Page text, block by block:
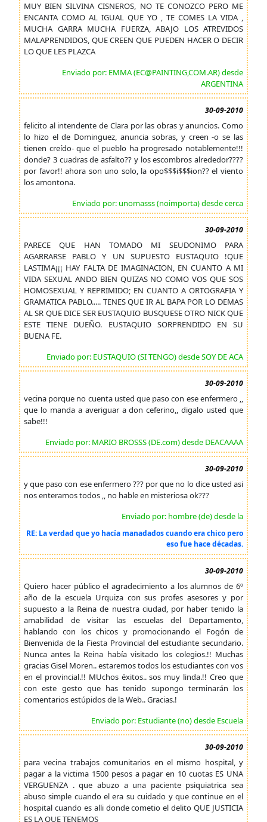
MUY BIEN SILVINA CISNEROS, NO TE CONOZCO PERO ME
ENCANTA COMO AL IGUAL QUE YO , TE COMES LA VIDA ,
MUCHA GARRA MUCHA FUERZA, ABAJO LOS ATREVIDOS
MALAPRENDIDOS, QUE CREEN QUE PUEDEN HACER O DECIR
LO QUE LES PLAZCA
Enviado por: EMMA (EC@PAINTING,COM.AR) desde
ARGENTINA
30-09-2010
felicito al intendente de Clara por las obras y anuncios. Como
lo hizo el de Dominguez, anuncia sobras, y creen -o se las
tienen creído- que el pueblo ha progresado notablemente!!!
donde? 3 cuadras de asfalto?? y los escombros alrededor????
por favor!! ahora son uno solo, la opo$$$i$$$ion?? el viento
los amontona.
Enviado por: unomasss (noimporta) desde cerca
30-09-2010
PARECE QUE HAN TOMADO MI SEUDONIMO PARA
AGARRARSE PABLO Y UN SUPUESTO EUSTAQUIO !QUE
LASTIMA¡¡¡ HAY FALTA DE IMAGINACION, EN CUANTO A MI
VIDA SEXUAL ANDO BIEN QUIZAS NO COMO VOS QUE SOS
HOMOSEXUAL Y REPRIMIDO; EN CUANTO A ORTOGRAFIA Y
GRAMATICA PABLO..... TENES QUE IR AL BAPA POR LO DEMAS
AL SR QUE DICE SER EUSTAQUIO BUSQUESE OTRO NICK QUE
ESTE TIENE DUEÑO. EUSTAQUIO SORPRENDIDO EN SU
BUENA FE.
Enviado por: EUSTAQUIO (SI TENGO) desde SOY DE ACA
30-09-2010
vecina porque no cuenta usted que paso con ese enfermero ,,
que lo manda a averiguar a don ceferino,, digalo usted que
sabe!!!
Enviado por: MARIO BROSSS (DE.com) desde DEACAAAA
30-09-2010
y que paso con ese enfermero ??? por que no lo dice usted asi
nos enteramos todos ,, no hable en misteriosa ok???
Enviado por: hombre (de) desde la
RE: La verdad que yo hacía manadados cuando era chico pero
eso fue hace décadas.
30-09-2010
Quiero hacer público el agradecimiento a los alumnos de 6º
año de la escuela Urquiza con sus profes asesores y por
supuesto a la Reina de nuestra ciudad, por haber tenido la
amabilidad de visitar las escuelas del Departamento,
hablando con los chicos y promocionando el Fogón de
Bienvenida de la Fiesta Provincial del estudiante secundario.
Nunca antes la Reina había visitado los colegios.!! Muchas
gracias Gisel Moren.. estaremos todos los estudiantes con vos
en el provincial.!! MUchos éxitos.. sos muy linda.!! Creo que
con este gesto que has tenido supongo terminarán los
comentarios estúpidos de la Web.. Gracias.!
Enviado por: Estudiante (no) desde Escuela
30-09-2010
para vecina trabajos comunitarios en el mismo hospital, y
pagar a la victima 1500 pesos a pagar en 10 cuotas ES UNA
VERGUENZA . que abuzo a una paciente psiquiatrica sea
abuso simple cuando el era su cuidado y que continue en el
hospital cuando es alli donde cometio el delito QUE JUSTICIA
ES LA QUE TENEMOS